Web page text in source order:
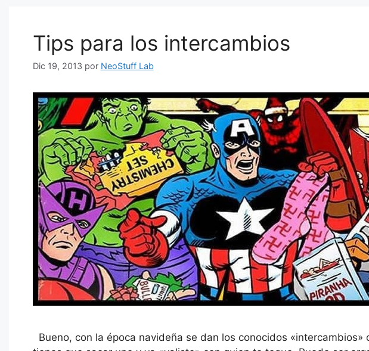
Tips para los intercambios
Dic 19, 2013 por NeoStuff Lab
Bueno, con la época navideña se dan los conocidos